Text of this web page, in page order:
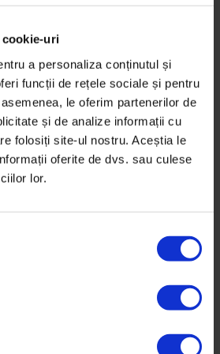
uri
a personaliza conținutul și
funcții de rețele sociale și pentru
le oferim partenerilor de
și de analize informații cu
folosiți site-ul nostru. Aceștia le
oferite de dvs. sau culese
lor.
Ghilca, Adrian Lungu,
Randoll
sociopat
// Ilustrație deLuana Suciu
în proprietate decât două
Nagy
acuze Institutul de Lingvistică
de anti-Semitism, stârnind un